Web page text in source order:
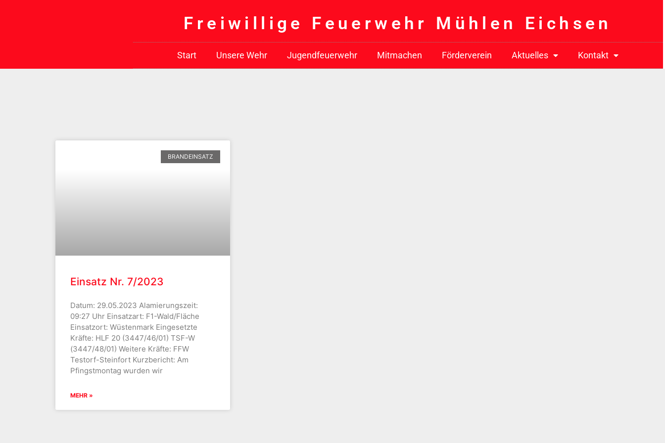
Freiwillige Feuerwehr Mühlen Eichsen
Start Unsere Wehr Jugendfeuerwehr Mitmachen Förderverein Aktuelles Kontakt
BRANDEINSATZ
Einsatz Nr. 7/2023
Datum: 29.05.2023 Alamierungszeit:
09:27 Uhr Einsatzart: F1-Wald/Fläche
Einsatzort: Wüstenmark Eingesetzte
Kräfte: HLF 20 (3447/46/01) TSF-W
(3447/48/01) Weitere Kräfte: FFW
Testorf-Steinfort Kurzbericht: Am
Pfingstmontag wurden wir
MEHR »